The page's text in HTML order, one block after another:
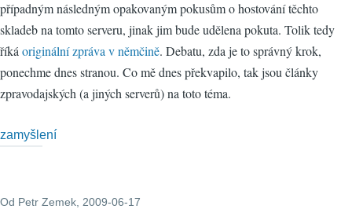
případným následným opakovaným pokusům o hostování těchto
skladeb na tomto serveru, jinak jim bude udělena pokuta. Tolik tedy
říká originální zpráva v němčině. Debatu, zda je to správný krok,
ponechme dnes stranou. Co mě dnes překvapilo, tak jsou články
zpravodajských (a jiných serverů) na toto téma.
zamyšlení
Od Petr Zemek , 2009-06-17